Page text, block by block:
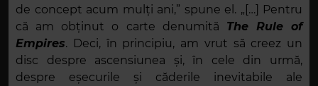
de concept acum mulți ani,” spune el. „[…] Pentru
că am obținut o carte denumită The Rule of
Empires. Deci, în principiu, am vrut să creez un
disc despre ascensiunea și, în cele din urmă,
despre eșecurile și căderile inevitabile ale